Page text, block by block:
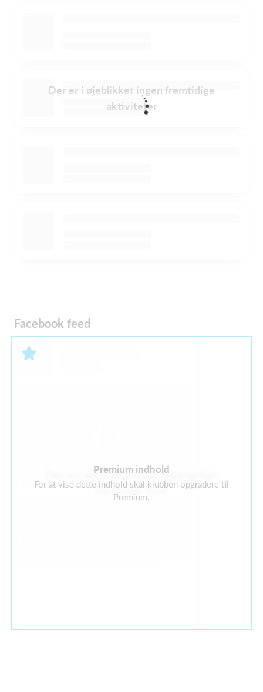
Der er i øjeblikket ingen fremtidige
aktiviteter
Facebook feed
Premium indhold
For at vise dette indhold skal klubben opgradere til
Premium.
Der er i øjeblikket intet tilgængeligt
Facebook-feed